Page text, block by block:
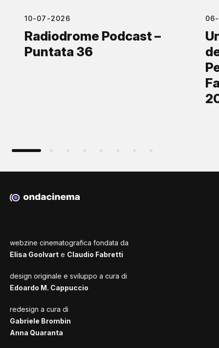
10-07-2026
Radiodrome Podcast –
Puntata 36
webzine cinematografica fondata da
Elisa Goolvart e Claudio Fabretti
design originale e sviluppo a cura di
Edoardo M. Cappuccio
redesign a cura di
Gabriele Brombin
Anna Quaranta